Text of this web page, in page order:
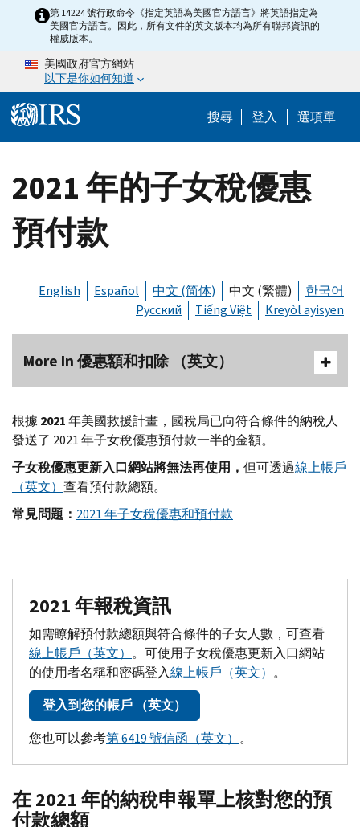
Skip to main content
第 14224 號行政命令《指定英語為美國官方語言》將英語指定為
美國官方語言。因此，所有文件的英文版本均為所有聯邦資訊的
權威版本。
美國政府官方網站
以下是你如何知道
搜尋 Help Menu
登入 選項單
2021 年的子女稅優惠
預付款
English Español 中文 (简体) 中文 (繁體)
한국어
Русский
Tiếng Việt Kreyòl ayisyen
More In 優惠額和扣除 （英文）
根據 2021年美國救援計畫，國稅局已向符合條件的納稅人
發送了 2021 年子女稅優惠預付款一半的金額。
子女稅優惠更新入口網站將無法再使用， 但可透過線上帳戶
（英文） 查看預付款總額。
常見問題： 2021 年子女稅優惠和預付款
2021 年報稅資訊
如需瞭解預付款總額與符合條件的子女人數，可查看
線上帳戶（英文） 。可使用子女稅優惠更新入口網站
的使用者名稱和密碼登入線上帳戶（英文） 。
登入到您的帳戶 （英文）
您也可以參考第 6419 號信函（英文） 。
在 2021 年的納稅申報單上核對您的預
付款總額